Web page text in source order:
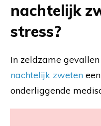
nachtelijk
stress?
In zeldzame
nachtelijk zweten
onderliggende